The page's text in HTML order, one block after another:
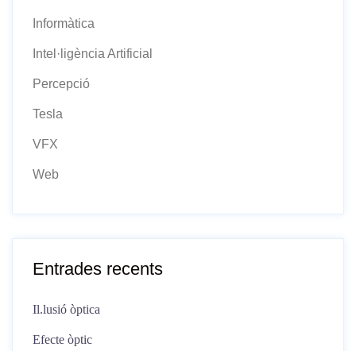
Informàtica
Intel·ligència Artificial
Percepció
Tesla
VFX
Web
Entrades recents
Il.lusió òptica
Efecte òptic